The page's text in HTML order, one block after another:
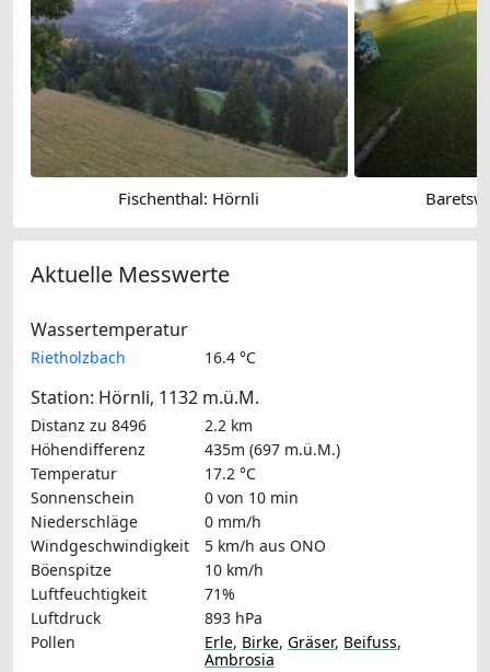
Fischenthal: Hörnli
Aktuelle Messwerte
Wassertemperatur
Rietholzbach 16.4 °C
Station: Hörnli, 1132 m.ü.M.
Distanz zu 8496
2.2 km
Höhendifferenz
435m (697 m.ü.M.)
Temperatur
17.2 °C
Sonnenschein
0 von 10 min
Niederschläge
0 mm/h
Windgeschwindigkeit
5 km/h aus ONO
Böenspitze
10 km/h
Luftfeuchtigkeit
71%
Luftdruck
893 hPa
Pollen
Erle, Birke, Gräser, Beifuss,
Ambrosia